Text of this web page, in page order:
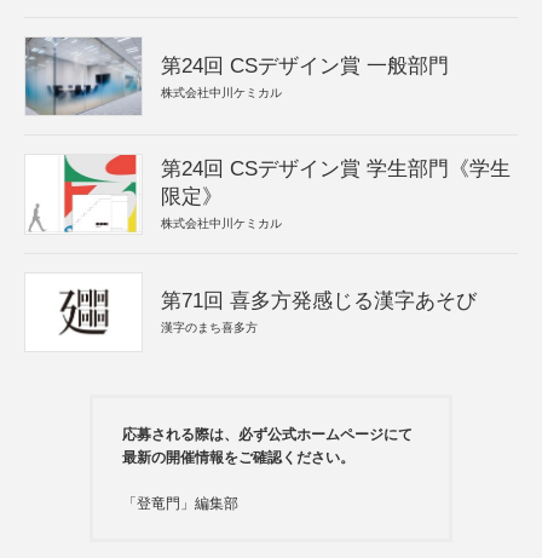
第24回 CSデザイン賞 一般部門
株式会社中川ケミカル
第24回 CSデザイン賞 学生部門《学生
限定》
株式会社中川ケミカル
第71回 喜多方発感じる漢字あそび
漢字のまち喜多方
応募される際は、必ず公式ホームページにて
最新の開催情報をご確認ください。
「登竜門」編集部